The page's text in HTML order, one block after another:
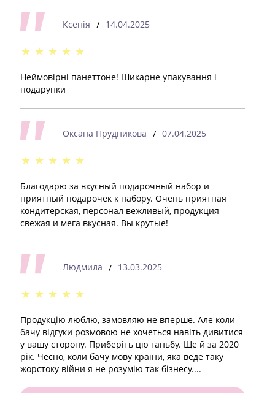
Ксенія / 14.04.2025
★ ★ ★ ★ ★
Неймовірні панеттоне! Шикарне упакування і
подарунки
Оксана Прудникова / 07.04.2025
★ ★ ★ ★ ★
Благодарю за вкусный подарочный набор и
приятный подарочек к набору. Очень приятная
кондитерская, персонал вежливый, продукция
свежая и мега вкусная. Вы крутые!
Людмила / 13.03.2025
★ ★ ★ ★ ★
Продукцію люблю, замовляю не вперше. Але коли
бачу відгуки розмовою не хочеться навіть дивитися
у вашу сторону. Приберіть цю ганьбу. Ще й за 2020
рік. Чесно, коли бачу мову країни, яка веде таку
жорстоку війни я не розумію так бізнесу....